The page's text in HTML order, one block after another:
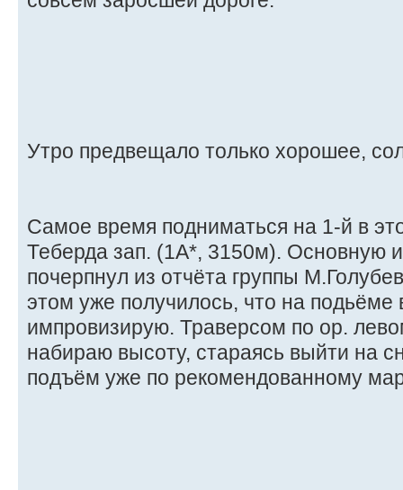
Утро предвещало только хорошее,
Самое время подниматься на 1-й в
Теберда зап. (1А*, 3150м). Основную
почерпнул из отчёта группы
этом уже получилось, что на подьёме
импровизирую. Траверсом по ор.
набираю высоту, стараясь выйти на
подъём уже по рекомендованному